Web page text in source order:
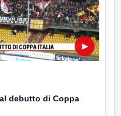
▶
debutto di Coppa